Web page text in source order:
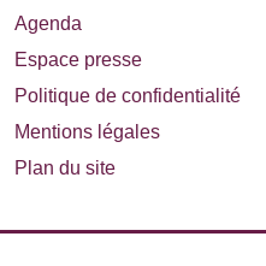
Agenda
Espace presse
Politique de confidentialité
Mentions légales
Plan du site